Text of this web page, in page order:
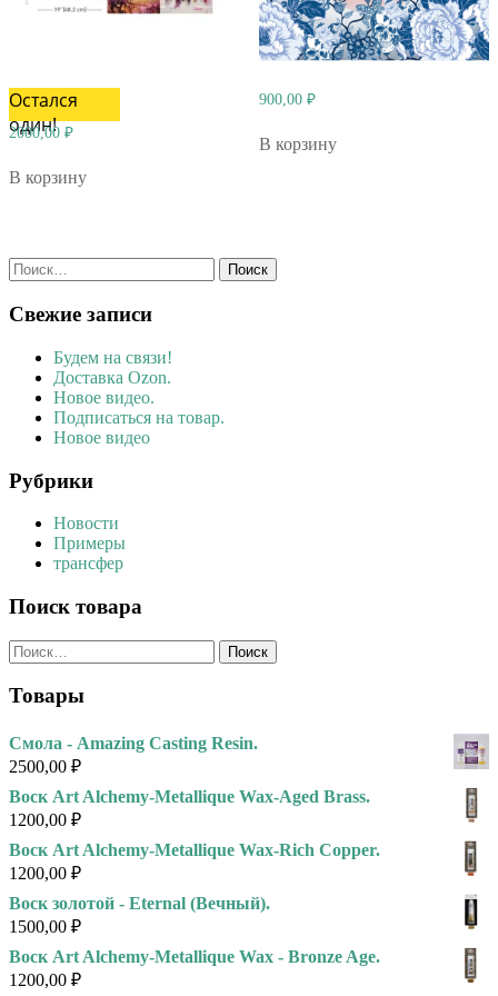
Остался
один!
2000,00 ₽
В корзину
900,00 ₽
В корзину
Найти:
Свежие записи
Будем на связи!
Доставка Ozon.
Новое видео.
Подписаться на товар.
Новое видео
Рубрики
Новости
Примеры
трансфер
Поиск товара
Найти:
Товары
Смола - Amazing Casting Resin.
2500,00 ₽
Воск Art Alchemy-Metallique Wax-Aged Brass.
1200,00 ₽
Воск Art Alchemy-Metallique Wax-Rich Copper.
1200,00 ₽
Воск золотой - Eternal (Вечный).
1500,00 ₽
Воск Art Alchemy-Metallique Wax - Bronze Age.
1200,00 ₽